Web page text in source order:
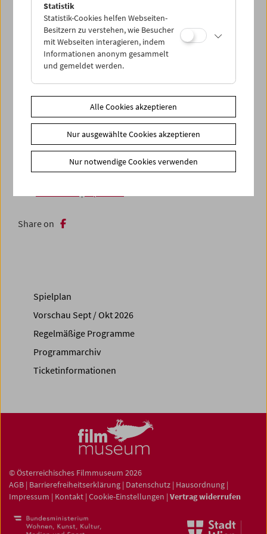
überbordender sprachlicher und visueller
Ausdrucksformen, in denen Humor nie zu kurz kommt.
Als Auftakt zu jedem der vier Programme zeigen wir eine
Gesangsdarbietung (im Karaokestil) aus der
MehrkanalinstallationENKA!
Schwärzler)
In Anwesenheit vonBruce Yonemoto
In Kooperation mit sixpackfilm
Zusätzliche Materialien
Share on
Spielplan
Vorschau Sept / Okt 2026
Regelmäßige Programme
Programmarchiv
Ticketinformationen
© Österreichisches Filmmuseum 2026
AGB | Barrierefreiheitserklärung | Datenschutz | Hausordnung |
Impressum | Kontakt | Cookie-Einstellungen | Vertrag widerrufen
Statistik
Statistik-Cookies helfen Webseiten-
Besitzern zu verstehen, wie Besucher
mit Webseiten interagieren, indem
Informationen anonym gesammelt
und gemeldet werden.
Alle Cookies akzeptieren
Nur ausgewählte Cookies akzeptieren
Nur notwendige Cookies verwenden